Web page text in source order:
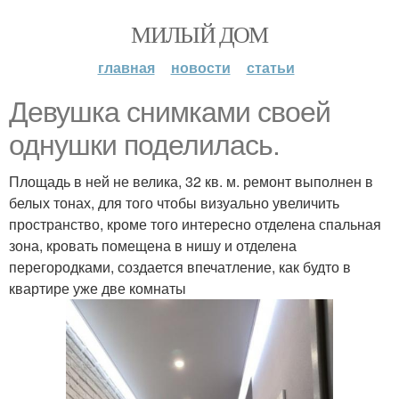
МИЛЫЙ ДОМ
главная новости статьи
Девушка снимками своей
однушки поделилась.
Площадь в ней не велика, 32 кв. м. ремонт выполнен в
белых тонах, для того чтобы визуально увеличить
пространство, кроме того интересно отделена спальная
зона, кровать помещена в нишу и отделена
перегородками, создается впечатление, как будто в
квартире уже две комнаты